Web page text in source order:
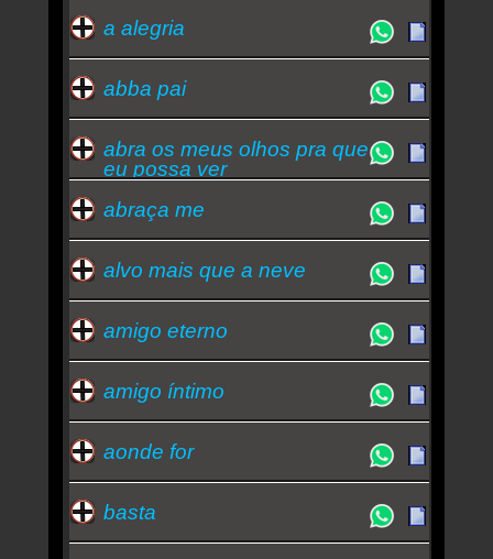
a alegria
abba pai
abra os meus olhos pra que
eu possa ver
abraça me
alvo mais que a neve
amigo eterno
amigo íntimo
aonde for
basta